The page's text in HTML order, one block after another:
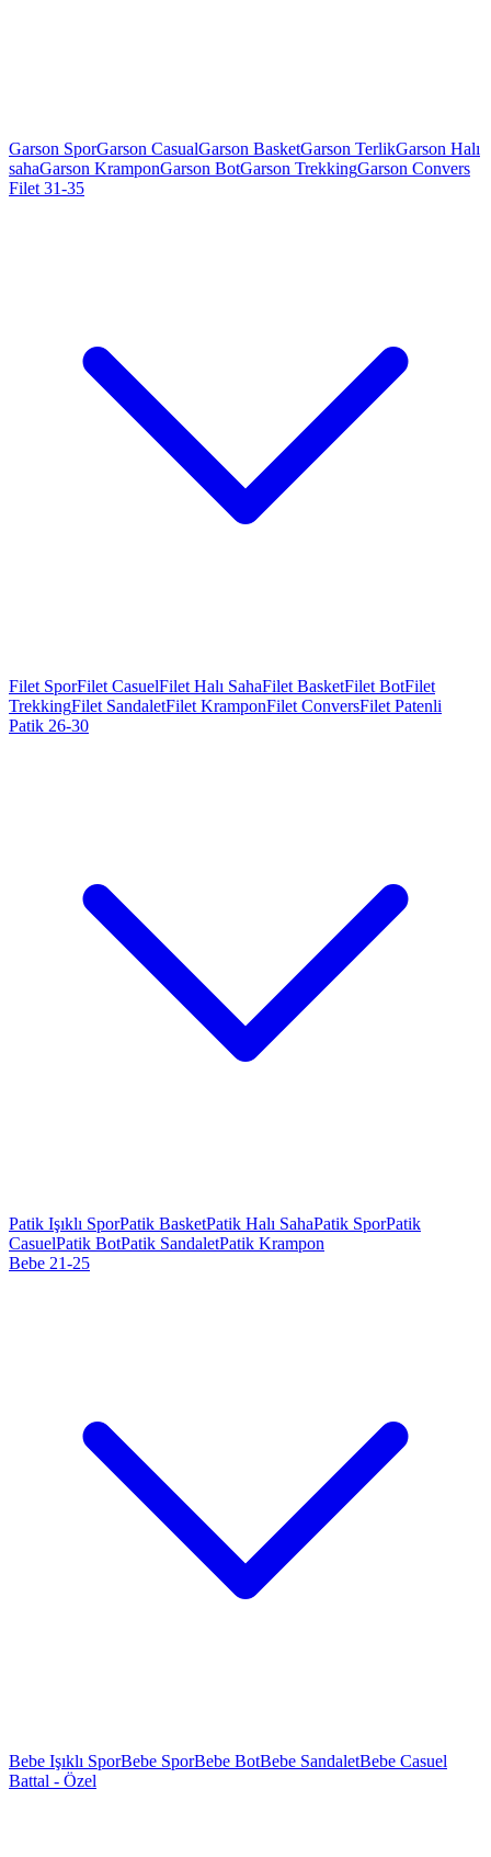
Garson SporGarson CasualGarson BasketGarson TerlikGarson Halı
sahaGarson KramponGarson BotGarson TrekkingGarson Convers
Filet 31-35
Filet SporFilet CasuelFilet Halı SahaFilet BasketFilet BotFilet
TrekkingFilet SandaletFilet KramponFilet ConversFilet Patenli
Patik 26-30
Patik Işıklı SporPatik BasketPatik Halı SahaPatik SporPatik
CasuelPatik BotPatik SandaletPatik Krampon
Bebe 21-25
Bebe Işıklı SporBebe SporBebe BotBebe SandaletBebe Casuel
Battal - Özel